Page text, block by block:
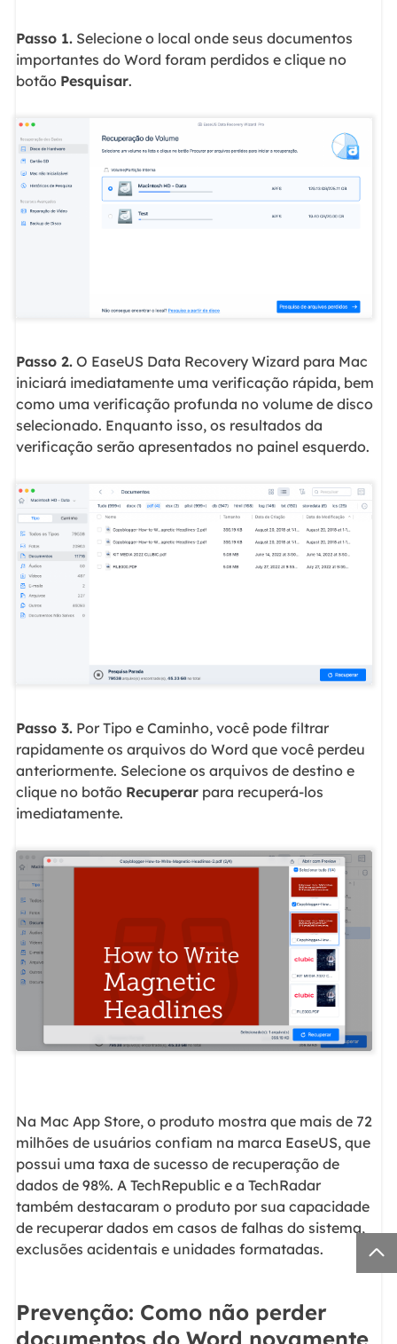
Passo 1.Selecione o local onde seus documentos
importantes do Word foram perdidos e clique no
botão Pesquisar.
Passo 2.O EaseUS Data Recovery Wizard para Mac
iniciará imediatamente uma verificação rápida, bem
como uma verificação profunda no volume de disco
selecionado. Enquanto isso, os resultados da
verificação serão apresentados no painel esquerdo.
Passo 3.Por Tipo e Caminho, você pode filtrar
rapidamente os arquivos do Word que você perdeu
anteriormente. Selecione os arquivos de destino e
clique no botão Recuperarpara recuperá-los
imediatamente.
Na Mac App Store, o produto mostra que mais de 72
milhões de usuários confiam na marca EaseUS, que
possui uma taxa de sucesso de recuperação de
dados de 98%. A TechRepublic e a TechRadar
também destacaram o produto por sua capacidade
de recuperar dados em casos de falhas do sistema,
exclusões acidentais e unidades formatadas.
Prevenção: Como não perder
documentos do Word novamente
